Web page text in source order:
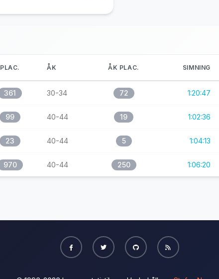
PLAC. ÅK ÅK PLAC. SIMNING
361 30-34 72 1:20:47
99 40-44 19 1:02:36
23 40-44 5 1:04:13
970 40-44 250 1:06:20